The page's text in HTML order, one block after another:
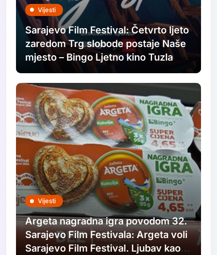
Vijesti
Sarajevo Film Festival: Četvrto ljeto
zaredom Trg slobode postaje Naše
mjesto – Bingo Ljetno kino Tuzla
Vijesti
Argeta nagradna igra povodom 32.
Sarajevo Film Festivala: Argeta voli
Sarajevo Film Festival. Ljubav kao u